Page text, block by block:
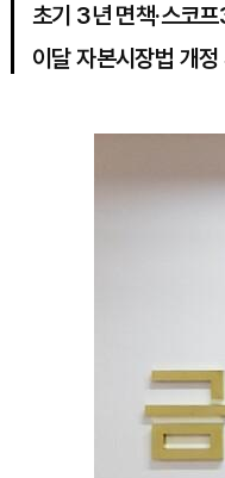
초기 3년 면책·스코
이달 자본시장법 개